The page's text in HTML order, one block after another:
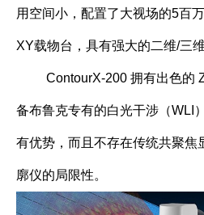
用空间小，配置了大视场的5百
XY载物台，具有强大的二维/三
ContourX-200 拥有出色的
备布鲁克专有的白光干涉（WLI
有优势，而且不存在传统共聚焦
廓仪的局限性。